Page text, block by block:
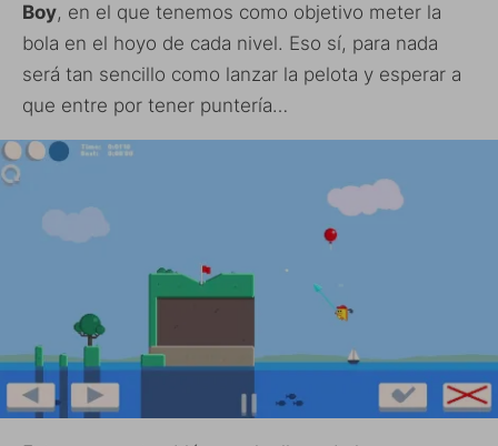
Boy, en el que tenemos como objetivo meter la
bola en el hoyo de cada nivel. Eso sí, para nada
será tan sencillo como lanzar la pelota y esperar a
que entre por tener puntería…